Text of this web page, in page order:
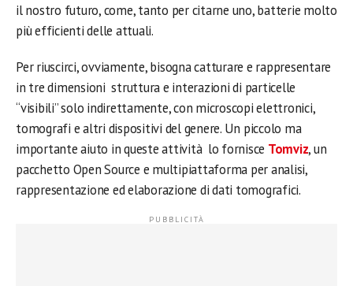
il nostro futuro, come, tanto per citarne uno, batterie molto
più efficienti delle attuali.
Per riuscirci, ovviamente, bisogna catturare e rappresentare
in tre dimensioni struttura e interazioni di particelle
“visibili” solo indirettamente, con microscopi elettronici,
tomografi e altri dispositivi del genere. Un piccolo ma
importante aiuto in queste attività lo fornisce Tomviz, un
pacchetto Open Source e multipiattaforma per analisi,
rappresentazione ed elaborazione di dati tomografici.